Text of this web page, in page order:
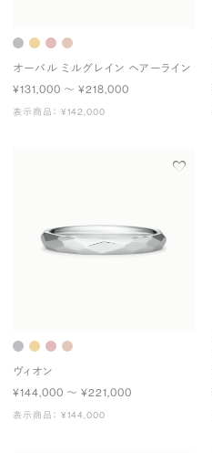
オーバル ミルグレイン ヘアーライン
¥131,000 〜 ¥218,000
表示商品： ¥142,000
ヴィオン
¥144,000 〜 ¥221,000
表示商品： ¥144,000